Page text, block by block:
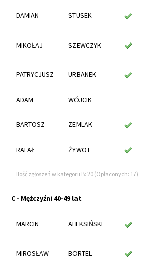
DAMIAN STUSEK
MIKOŁAJ SZEWCZYK
PATRYCJUSZ URBANEK
ADAM WÓJCIK
BARTOSZ ZEMLAK
RAFAŁ ŻYWOT
Ilość zgłoszeń w kategorii B: 20 (Opłaconych: 17)
C - Mężczyźni 40-49 lat
MARCIN ALEKSIŃSKI
MIROSŁAW BORTEL